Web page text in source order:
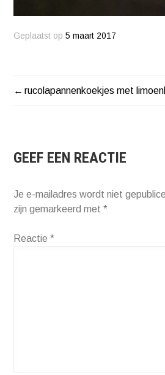
Geplaatst op5 maart 2017
BERICHT
rucolapannenkoekjes met
GEEF EEN REACTIE
Je e-mailadres wordt niet
zijn gemarkeerd met*
Reactie*